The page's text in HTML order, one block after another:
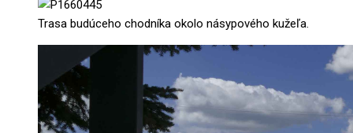
Trasa budúceho chodníka okolo násypového kužeľa.